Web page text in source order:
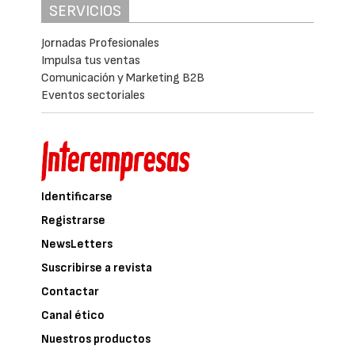
SERVICIOS
Jornadas Profesionales
Impulsa tus ventas
Comunicación y Marketing B2B
Eventos sectoriales
Identificarse
Registrarse
NewsLetters
Suscribirse a revista
Contactar
Canal ético
Nuestros productos